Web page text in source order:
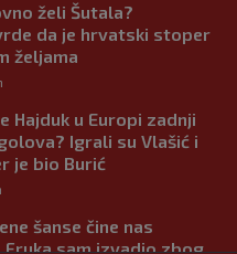
želi Šutala?
da je hrvatski stoper
željama
Hajduk u Europi zadnji
Igrali su Vlašić i
je bio Burić
šanse čine nas
Fruka sam izvadio zbog